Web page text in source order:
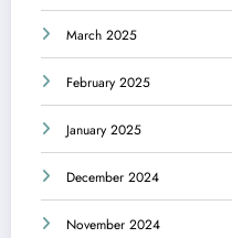
March 2025
February 2025
January 2025
December 2024
November 2024